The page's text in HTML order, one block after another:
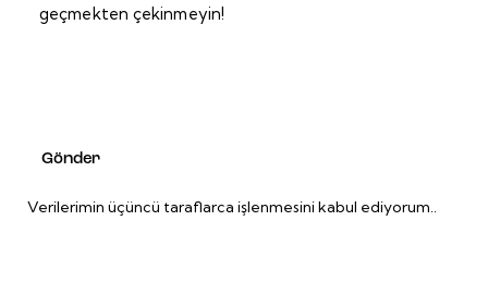
Verilerimin üçüncü taraflarca işlenmesinikabul ediyorum..